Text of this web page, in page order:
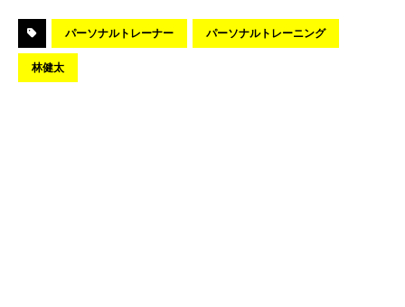
パーソナルトレーナー パーソナルトレーニング
林健太